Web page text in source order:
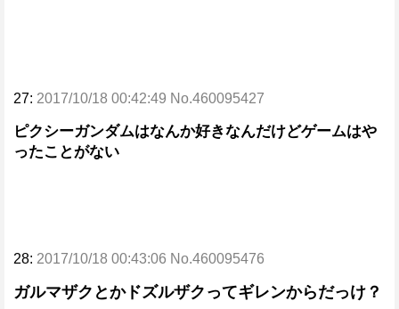
27: 2017/10/18 00:42:49 No.460095427
ピクシーガンダムはなんか好きなんだけどゲームはや
ったことがない
28: 2017/10/18 00:43:06 No.460095476
ガルマザクとかドズルザクってギレンからだっけ？